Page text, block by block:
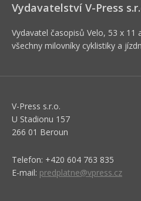
Vydavatelství V-Press
Vydavatel časopisů Velo, 53 x 11
všechny milovníky cyklistiky a
V-Press s.r.o.
U Stadionu 157
266 01 Beroun
Telefon: +420 604 763 835
E-mail: predplatne@vpress.cz